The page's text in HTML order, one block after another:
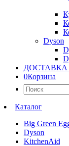
Dyson
0Корзина
Найти:
Каталог
Big Green
Dyson
KitchenAid